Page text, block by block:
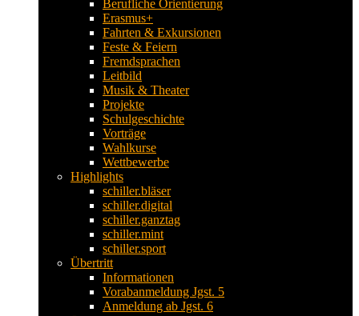
Berufliche Orientierung
Erasmus+
Fahrten & Exkursionen
Feste & Feiern
Fremdsprachen
Leitbild
Musik & Theater
Projekte
Schulgeschichte
Vorträge
Wahlkurse
Wettbewerbe
Highlights
schiller.bläser
schiller.digital
schiller.ganztag
schiller.mint
schiller.sport
Übertritt
Informationen
Vorabanmeldung Jgst. 5
Anmeldung ab Jgst. 6